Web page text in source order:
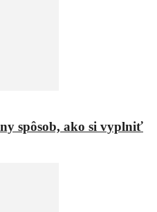
spôsob, ako si vyplniť